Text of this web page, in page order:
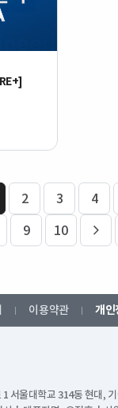
2 3 4
9 10
다음
이용약관 개인
서울대학교 314동 현대,